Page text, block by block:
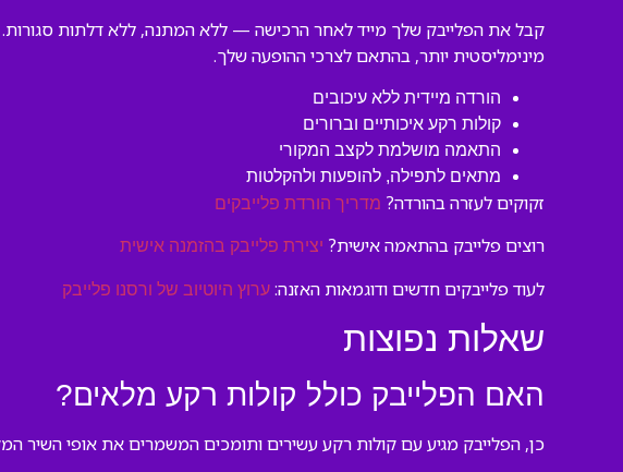
קבל את הפלייבק שלך מייד לאחר הרכישה — ללא המתנה, ללא דלתות סגורות.
מינימליסטית יותר, בהתאם לצרכי ההופעה שלך.
הורדה מיידית ללא עיכובים
קולות רקע איכותיים וברורים
התאמה מושלמת לקצב המקורי
מתאים לתפילה, להופעות ולהקלטות
זקוקים לעזרה בהורדה? מדריך הורדת פלייבקים
רוצים פלייבק בהתאמה אישית? יצירת פלייבק בהזמנה אישית
לעוד פלייבקים חדשים ודוגמאות האזנה: ערוץ היוטיוב של ורסנו פלייבק
שאלות נפוצות
האם הפלייבק כולל קולות רקע מלאים?
כן, הפלייבק מגיע עם קולות רקע עשירים ותומכים המשמרים את אופי השיר